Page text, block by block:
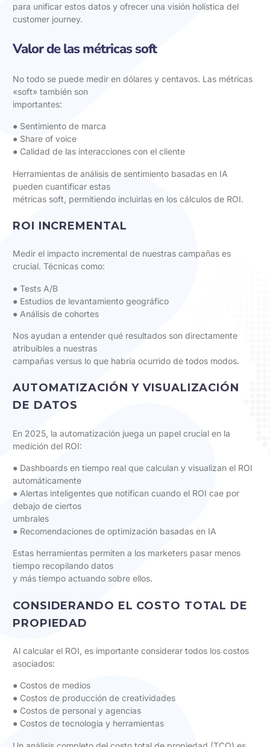
para unificar estos datos y ofrecer una visión holística del
customer journey.
Valor de las métricas soft
No todo se puede medir en dólares y centavos. Las métricas
«soft» también son
importantes:
● Sentimiento de marca
● Share of voice
● Calidad de las interacciones con el cliente
Herramientas de análisis de sentimiento basadas en IA
pueden cuantificar estas
métricas soft, permitiendo incluirlas en los cálculos de ROI.
ROI INCREMENTAL
Medir el impacto incremental de nuestras campañas es
crucial. Técnicas como:
● Tests A/B
● Estudios de levantamiento geográfico
● Análisis de cohortes
Nos ayudan a entender qué resultados son directamente
atribuibles a nuestras
campañas versus lo que habría ocurrido de todos modos.
AUTOMATIZACIÓN Y VISUALIZACIÓN
DE DATOS
En 2025, la automatización juega un papel crucial en la
medición del ROI:
● Dashboards en tiempo real que calculan y visualizan el ROI
automáticamente
● Alertas inteligentes que notifican cuando el ROI cae por
debajo de ciertos
umbrales
● Recomendaciones de optimización basadas en IA
Estas herramientas permiten a los marketers pasar menos
tiempo recopilando datos
y más tiempo actuando sobre ellos.
CONSIDERANDO EL COSTO TOTAL DE
PROPIEDAD
Al calcular el ROI, es importante considerar todos los costos
asociados:
● Costos de medios
● Costos de producción de creatividades
● Costos de personal y agencias
● Costos de tecnología y herramientas